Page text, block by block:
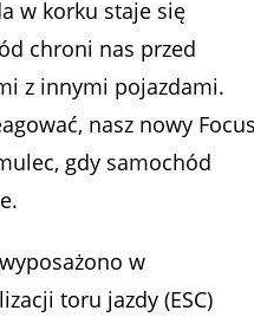
w korku staje się
chroni nas przed
z innymi pojazdami.
nasz nowy
gdy samochód
w
toru jazdy (ESC)